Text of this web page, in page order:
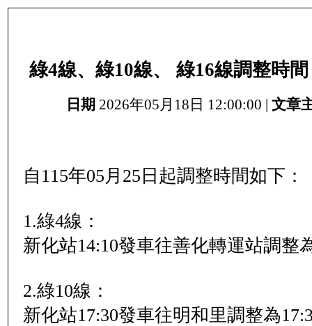
綠4線、綠10線、 綠16線調整時
日期 2026年05月18日 12:00:00 | 文章
自115年05月25日起調整時間如下：
1.綠4線：
新化站14:10發車往善化轉運站調整
2.綠10線：
新化站17:30發車往明和里調整為